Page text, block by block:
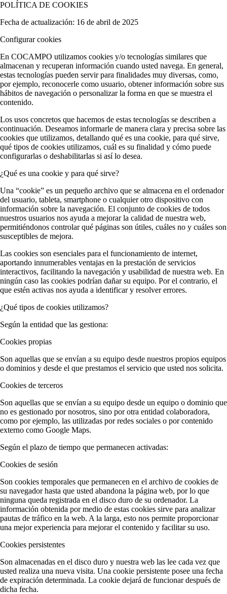
POLÍTICA DE COOKIES
Fecha de actualización: 16 de abril de 2025
Configurar cookies
En COCAMPO utilizamos cookies y/o tecnologías similares que
almacenan y recuperan información cuando usted navega. En general,
estas tecnologías pueden servir para finalidades muy diversas, como,
por ejemplo, reconocerle como usuario, obtener información sobre sus
hábitos de navegación o personalizar la forma en que se muestra el
contenido.
Los usos concretos que hacemos de estas tecnologías se describen a
continuación. Deseamos informarle de manera clara y precisa sobre las
cookies que utilizamos, detallando qué es una cookie, para qué sirve,
qué tipos de cookies utilizamos, cuál es su finalidad y cómo puede
configurarlas o deshabilitarlas si así lo desea.
¿Qué es una cookie y para qué sirve?
Una “cookie” es un pequeño archivo que se almacena en el ordenador
del usuario, tableta, smartphone o cualquier otro dispositivo con
información sobre la navegación. El conjunto de cookies de todos
nuestros usuarios nos ayuda a mejorar la calidad de nuestra web,
permitiéndonos controlar qué páginas son útiles, cuáles no y cuáles son
susceptibles de mejora.
Las cookies son esenciales para el funcionamiento de internet,
aportando innumerables ventajas en la prestación de servicios
interactivos, facilitando la navegación y usabilidad de nuestra web. En
ningún caso las cookies podrían dañar su equipo. Por el contrario, el
que estén activas nos ayuda a identificar y resolver errores.
¿Qué tipos de cookies utilizamos?
Según la entidad que las gestiona:
Cookies propias
Son aquellas que se envían a su equipo desde nuestros propios equipos
o dominios y desde el que prestamos el servicio que usted nos solicita.
Cookies de terceros
Son aquellas que se envían a su equipo desde un equipo o dominio que
no es gestionado por nosotros, sino por otra entidad colaboradora,
como por ejemplo, las utilizadas por redes sociales o por contenido
externo como Google Maps.
Según el plazo de tiempo que permanecen activadas:
Cookies de sesión
Son cookies temporales que permanecen en el archivo de cookies de
su navegador hasta que usted abandona la página web, por lo que
ninguna queda registrada en el disco duro de su ordenador. La
información obtenida por medio de estas cookies sirve para analizar
pautas de tráfico en la web. A la larga, esto nos permite proporcionar
una mejor experiencia para mejorar el contenido y facilitar su uso.
Cookies persistentes
Son almacenadas en el disco duro y nuestra web las lee cada vez que
usted realiza una nueva visita. Una cookie persistente posee una fecha
de expiración determinada. La cookie dejará de funcionar después de
dicha fecha.